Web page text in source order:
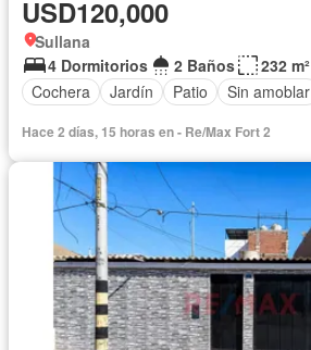
USD120,000
Sullana
4 Dormitorios
2 Baños
232 m²
Cochera
Jardín Patio Sin amoblar
Hace 2 días, 15 horas en - Re/Max Fort 2